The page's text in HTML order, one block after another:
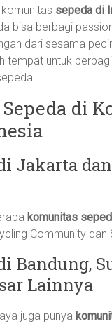
sepeda di
bisa berbagi
dari sesama
tempat untuk
di
Jakarta dan
komunitas
Community
Bandung,
Lainnya
juga punya